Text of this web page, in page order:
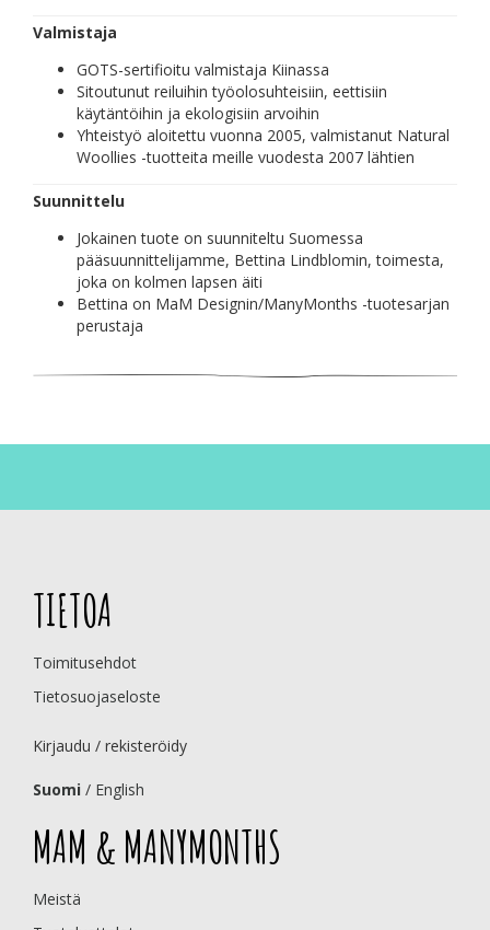
Valmistaja
GOTS-sertifioitu valmistaja Kiinassa
Sitoutunut reiluihin työolosuhteisiin, eettisiin
käytäntöihin ja ekologisiin arvoihin
Yhteistyö aloitettu vuonna 2005, valmistanut Natural
Woollies -tuotteita meille vuodesta 2007 lähtien
Suunnittelu
Jokainen tuote on suunniteltu Suomessa
pääsuunnittelijamme, Bettina Lindblomin, toimesta,
joka on kolmen lapsen äiti
Bettina on MaM Designin/ManyMonths -tuotesarjan
perustaja
TIETOA
Toimitusehdot
Tietosuojaseloste
Kirjaudu / rekisteröidy
Suomi / English
MAM & MANYMONTHS
Meistä